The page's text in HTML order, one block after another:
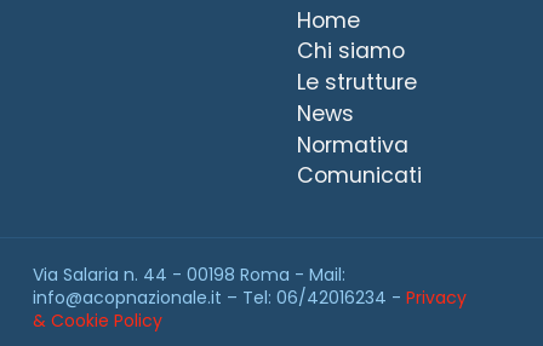
Home
Chi siamo
Le strutture
News
Normativa
Comunicati
Via Salaria n. 44 - 00198 Roma - Mail:
info@acopnazionale.it – Tel: 06/42016234 - Privacy
& Cookie Policy